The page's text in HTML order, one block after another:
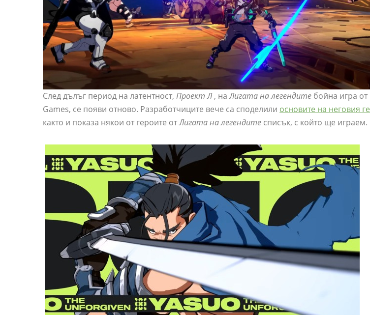
След дълъг период на латентност, Проект Л, наЛигата на легендите бойна игра от
Games, се появи отново. Разработчиците вече са споделили основите на неговия
както и показа някои от героите отЛигата на легендите списък, с който ще играем.